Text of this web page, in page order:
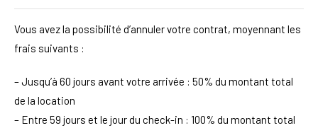
Vous avez la possibilité d’annuler votre contrat, moyennant les
frais suivants :
– Jusqu’à 60 jours avant votre arrivée : 50% du montant total
de la location
– Entre 59 jours et le jour du check-in : 100% du montant total